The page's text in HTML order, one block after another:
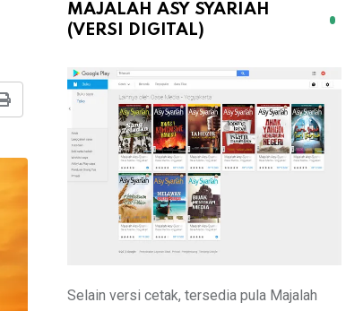
Print
MAJALAH ASY SYARIAH
(VERSI DIGITAL)
Selain versi cetak, tersedia pula Majalah